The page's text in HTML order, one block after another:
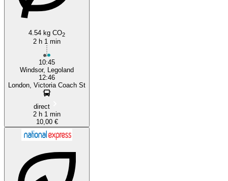
4.54 kg CO2
2 h 1 min
10:45
Windsor, Legoland
12:46
London, Victoria Coach St
direct
2 h 1 min
10,00 €